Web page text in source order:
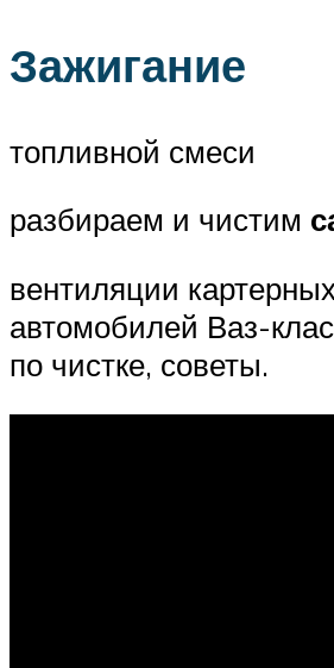
Зажигание
топливной смеси
разбираем и чистим
вентиляции
автомобилей Ваз-
по чистке, советы.